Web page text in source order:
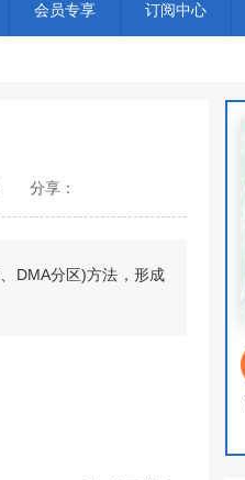
会员专享 订阅中心
分享：
DMA分区)方法，形成